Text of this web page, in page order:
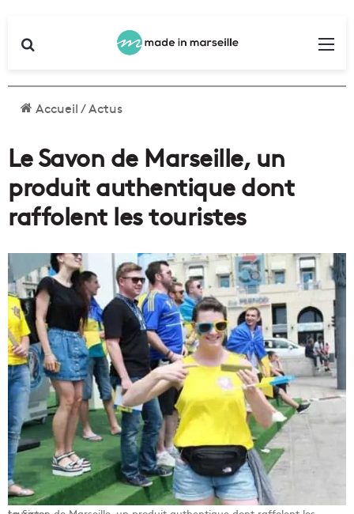
Accueil/Actus
Le Savon de Marseille, un
produit authentique dont
raffolent les touristes